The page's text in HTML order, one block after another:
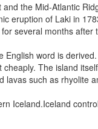
the Mid-Atlantic
eruption of Laki in
several months after
word is
The island
lavas such as rhyolite